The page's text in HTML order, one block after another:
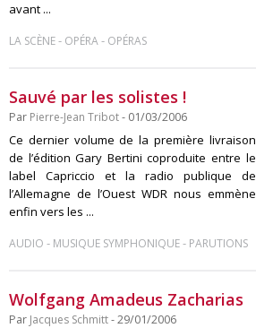
avant ...
LA SCÈNE- OPÉRA- OPÉRAS
Sauvé par les solistes !
Par Pierre-Jean Tribot- 01/03/2006
Ce dernier volume de la première livraison
de l’édition Gary Bertini coproduite entre le
label Capriccio et la radio publique de
l’Allemagne de l’Ouest WDR nous emmène
enfin vers les ...
AUDIO - MUSIQUE SYMPHONIQUE- PARUTIONS
Wolfgang Amadeus Zacharias
Par Jacques Schmitt- 29/01/2006